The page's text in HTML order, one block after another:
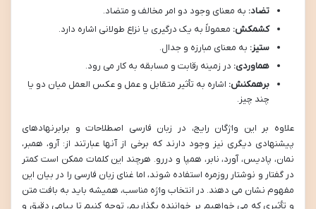
تضاد: به معنای وجود دو امر مخالف و متضاد.
کشمکش: معمولاً به یک درگیری یا نزاع طولانی اشاره دارد.
ستیز: به معنای مبارزه و جدال.
هماوردی: در زمینه رقابت و مسابقه به کار می رود.
برهمکنش: اشاره به تأثیر متقابل و عمل و عکس العمل میان دو یا
چند چیز.
علاوه بر این واژگان رایج، در زبان فارسی اصطلاحات و برابرنهادهای
پیشنهادی دیگری نیز وجود دارند که برخی از آنها عبارتند از: آرو، همبر،
نمان، پادیس، آورد، نابر، همپا و دررو. هرچند این کلمات ممکن است کمتر
در گفتار و نوشتار روزمره استفاده شوند، اما غنای زبان فارسی را در بیان این
مفهوم نشان می دهند. در انتخاب واژه مناسب، همیشه باید به بافت متن
و تأثیری که می خواهیم بر خواننده بگذاریم، توجه کنیم تا پیامی دقیق و